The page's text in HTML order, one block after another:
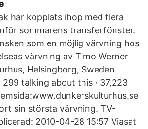
har kopplats ihop med flera
sommarens transferfönster.
som en möjlig värvning hos
värvning av Timo Werner
Helsingborg, Sweden.
299 talking about this · 37,223
sin största värvning. TV-
2010-04-28 15:57 Viasat